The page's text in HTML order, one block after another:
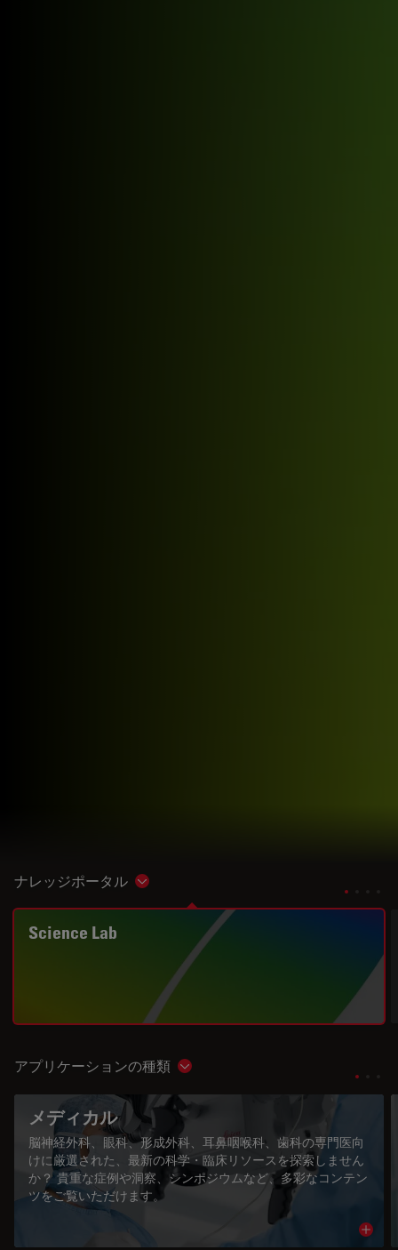
ナレッジポータル Show subnavigation
Science Lab
アプリケーションの種類 Show subnavigation
メディカル
脳神経外科、眼科、形成外科、耳鼻咽喉科、歯科の専門医向
けに厳選された、最新の科学・臨床リソースを探索しません
か？ 貴重な症例や洞察、シンポジウムなど、多彩なコンテン
ツをご覧いただけます。